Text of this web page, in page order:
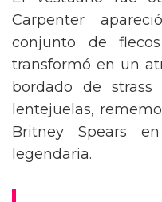
El vestuario fue
Carpenter
conjunto de
transformó en un
bordado de strass
lentejuelas,
Britney Spears
legendaria.